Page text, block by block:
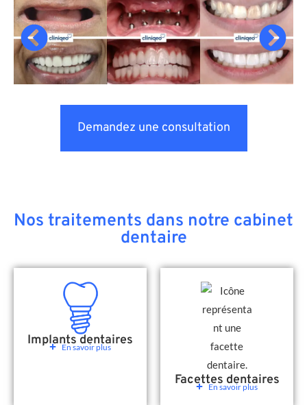
Demandez une consultation
Nos traitements dans notre cabinet
dentaire
Implants dentaires
En savoir plus
Facettes dentaires
En savoir plus